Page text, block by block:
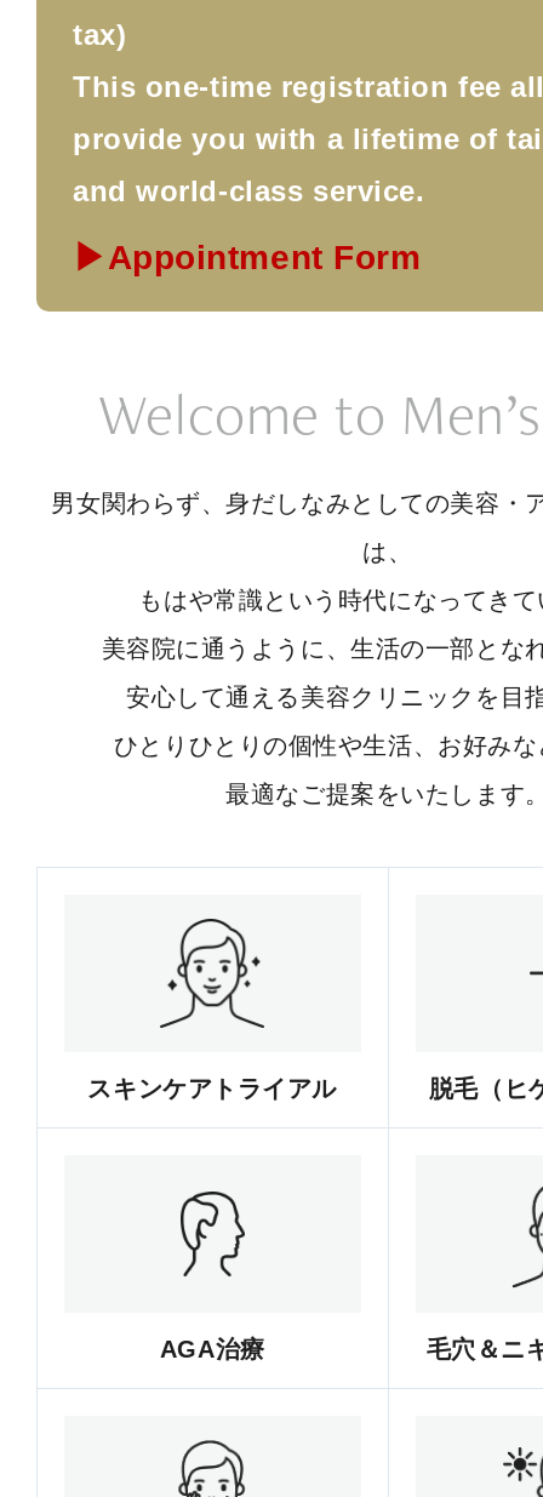
tax)
This one-time registration fee
provide you with a lifetime of
and world-class service.
▶Appointment Form
Welcome to
男女関わらず、身だしなみとしての美容・
は、
もはや常識という時代になってき
美容院に通うように、生活の一部とな
安心して通える美容クリニックを目
ひとりひとりの個性や生活、お好み
最適なご提案をいたします
スキンケアトライアル 脱毛（ヒ
AGA治療 毛穴＆ニ